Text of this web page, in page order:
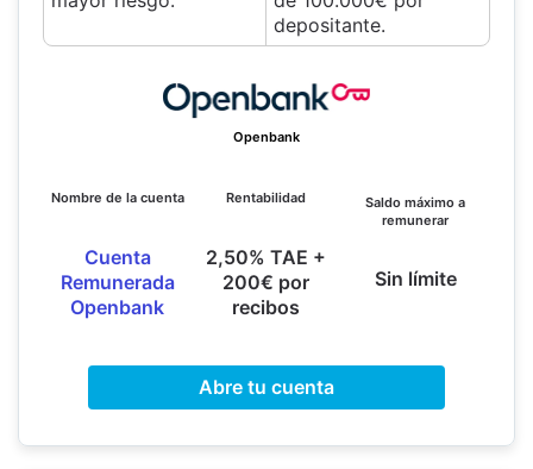
depositante.
Openbank
Nombre de la cuenta
Cuenta
Remunerada
Openbank
Rentabilidad
2,50% TAE +
200€ por
recibos
Saldo máximo a
remunerar
Sin límite
Abre tu cuenta